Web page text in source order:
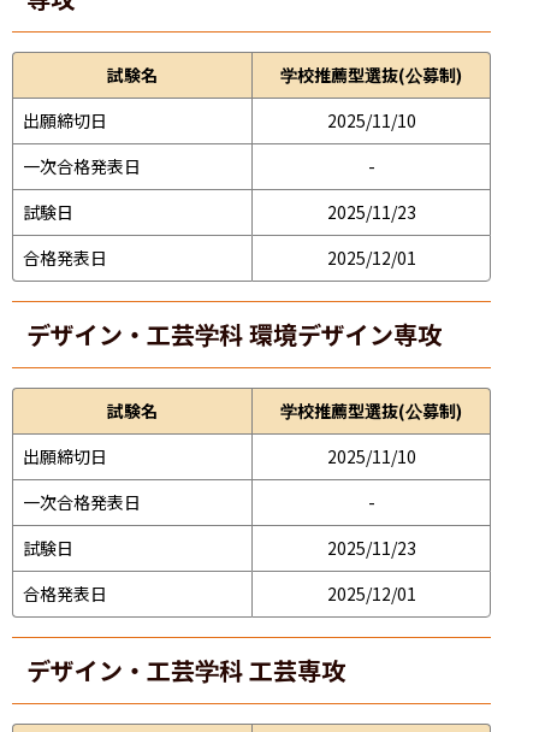
試験名
学校推薦型選抜(公募制)
出願締切日
2025/11/10
一次合格発表日
-
試験日
2025/11/23
合格発表日
2025/12/01
デザイン・工芸学科 環境デザイン専攻
試験名
学校推薦型選抜(公募制)
出願締切日
2025/11/10
一次合格発表日
-
試験日
2025/11/23
合格発表日
2025/12/01
デザイン・工芸学科 工芸専攻